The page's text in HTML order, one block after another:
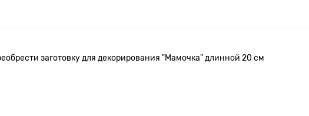
заготовку для декорирования "Мамочка" длинной 20 см